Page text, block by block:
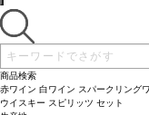
商品検索
赤ワイン 白ワイン スパークリング
ウイスキー スピリッツ セット